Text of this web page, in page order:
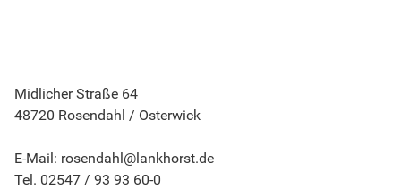
Midlicher Straße 64
48720 Rosendahl / Osterwick
E-Mail: rosendahl@lankhorst.de
Tel. 02547 / 93 93 60-0